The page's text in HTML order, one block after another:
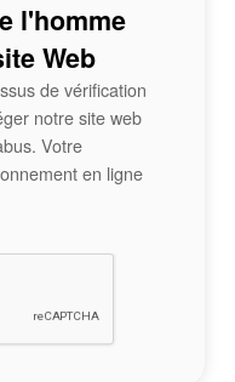
l'homme
Web
de vérification
notre site web
Votre
en ligne